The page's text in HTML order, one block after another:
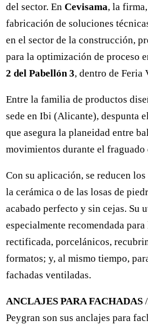
del sector. En Cevisama, la
fabricación de soluciones
en el sector de la construcción,
para la optimización de proceso
2 del Pabellón 3, dentro de Feria
Entre la familia de productos
sede en Ibi (Alicante), despunta el
que asegura la planeidad entre
movimientos durante el fraguado
Con su aplicación, se reducen
la cerámica o de las losas de
acabado perfecto y sin cejas. Su
especialmente recomendada
rectificada, porcelánicos,
formatos; y, al mismo tiempo,
fachadas ventiladas.
ANCLAJES PARA FACHADAS
Peygran son sus anclajes para